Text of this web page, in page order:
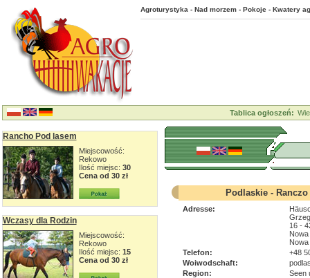
Agroturystyka - Nad morzem - Pokoje - Kwatery
Tablica ogłoszeń:
Rancho Pod lasem
Miejscowość:
Rekowo
Ilość miejsc: 30
Cena od 30 zł
Wczasy dla Rodzin
Miejscowość:
Rekowo
Ilość miejsc: 15
Cena od 30 zł
Podlaskie -
Adresse:
16 -
Telefon:
+48
Woiwodschaft:
Region:
Seen